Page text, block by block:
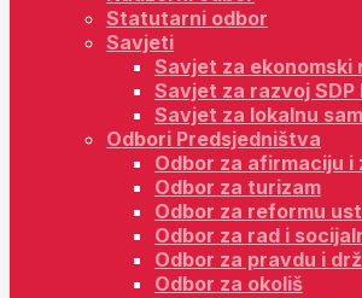
Statutarni odbor
Savjeti
Savjet za ekonomski
Savjet za razvoj SDP
Savjet za lokalnu
Odbori Predsjedništva
Odbor za afirmaciju
Odbor za turizam
Odbor za reformu
Odbor za rad i
Odbor za pravdu i
Odbor za okoliš